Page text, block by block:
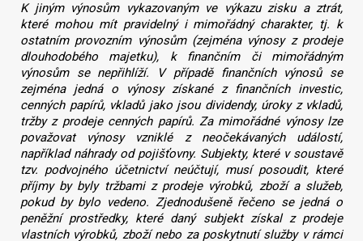
K jiným výnosům vykazovaným ve výkazu zisku a ztrát,
které mohou mít pravidelný i mimořádný charakter, tj. k
ostatním provozním výnosům (zejména výnosy z prodeje
dlouhodobého majetku), k finančním či mimořádným
výnosům se nepřihlíží. V případě finančních výnosů se
zejména jedná o výnosy získané z finančních investic,
cenných papírů, vkladů jako jsou dividendy, úroky z vkladů,
tržby z prodeje cenných papírů. Za mimořádné výnosy lze
považovat výnosy vzniklé z neočekávaných událostí,
například náhrady od pojišťovny. Subjekty, které v soustavě
tzv. podvojného účetnictví neúčtují, musí posoudit, které
příjmy by byly tržbami z prodeje výrobků, zboží a služeb,
pokud by bylo vedeno. Zjednodušeně řečeno se jedná o
peněžní prostředky, které daný subjekt získal z prodeje
vlastních výrobků, zboží nebo za poskytnutí služby v rámci